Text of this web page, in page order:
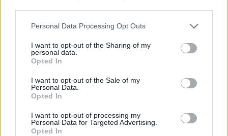
Personal Data Processing Opt Outs
I want to opt-out of the Sharing of my
personal data.
Opted In
I want to opt-out of the Sale of my
Personal Data.
Opted In
I want to opt-out of processing my
Personal Data for Targeted Advertising.
Opted In
{} [+]
COMMENTS
äldsta
Mian på Finaste mattan
11 år sedan